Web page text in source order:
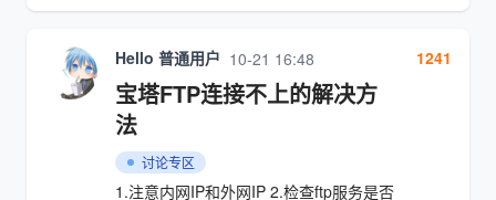
Hello 普通用户 10-21 16:48
宝塔FTP连接不上的解决方
法
讨论专区
1.注意内网IP和外网IP 2.检查ftp服务是否
1241